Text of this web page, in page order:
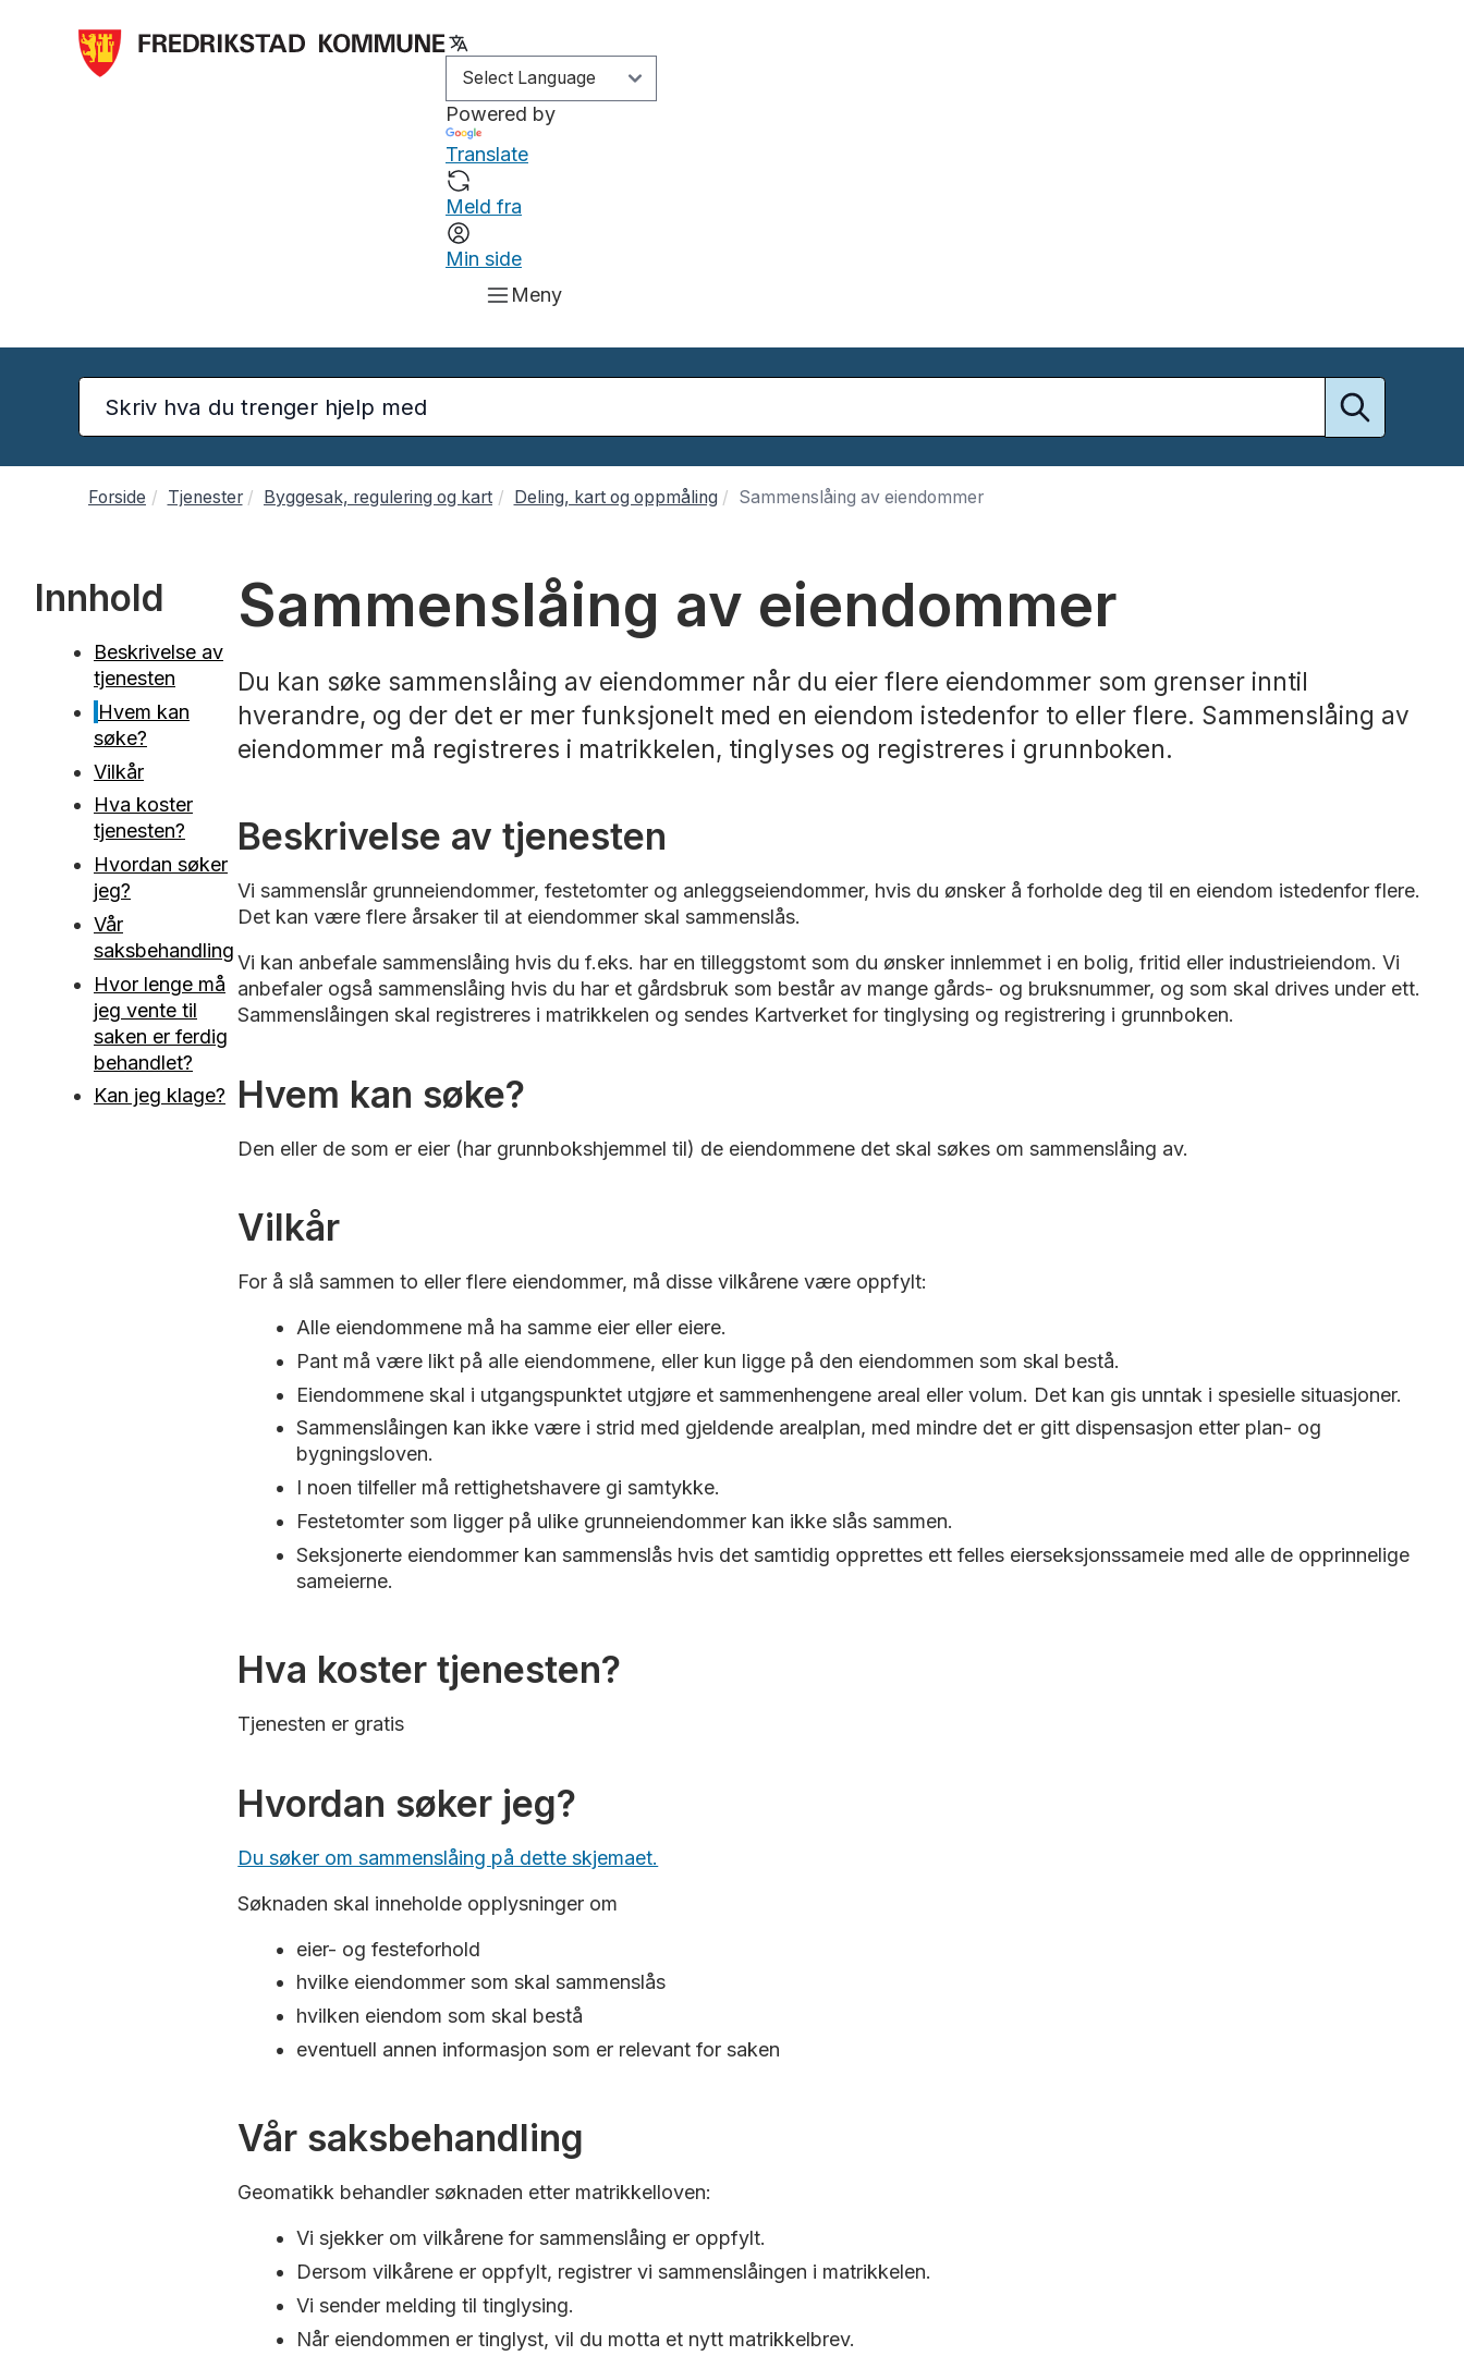
Powered by
Translate
Meld fra
Min side
Meny
Forside Tjenester Byggesak, regulering og kart Deling, kart og oppmåling Sammenslåing av eiendommer
Innhold
Beskrivelse av
tjenesten
Hvem kan
søke?
Vilkår
Hva koster
tjenesten?
Hvordan søker
jeg?
Vår
saksbehandling
Hvor lenge må
jeg vente til
saken er ferdig
behandlet?
Kan jeg klage?
Sammenslåing av eiendommer
Du kan søke sammenslåing av eiendommer når du eier flere eiendommer som grenser inntil
hverandre, og der det er mer funksjonelt med en eiendom istedenfor to eller flere. Sammenslåing av
eiendommer må registreres i matrikkelen, tinglyses og registreres i grunnboken.
Beskrivelse av tjenesten
Vi sammenslår grunneiendommer, festetomter og anleggseiendommer, hvis du ønsker å forholde deg til en eiendom istedenfor flere.
Det kan være flere årsaker til at eiendommer skal sammenslås.
Vi kan anbefale sammenslåing hvis du f.eks. har en tilleggstomt som du ønsker innlemmet i en bolig, fritid eller industrieiendom. Vi
anbefaler også sammenslåing hvis du har et gårdsbruk som består av mange gårds- og bruksnummer, og som skal drives under ett.
Sammenslåingen skal registreres i matrikkelen og sendes Kartverket for tinglysing og registrering i grunnboken.
Hvem kan søke?
Den eller de som er eier (har grunnbokshjemmel til) de eiendommene det skal søkes om sammenslåing av.
Vilkår
For å slå sammen to eller flere eiendommer, må disse vilkårene være oppfylt:
Alle eiendommene må ha samme eier eller eiere.
Pant må være likt på alle eiendommene, eller kun ligge på den eiendommen som skal bestå.
Eiendommene skal i utgangspunktet utgjøre et sammenhengene areal eller volum. Det kan gis unntak i spesielle situasjoner.
Sammenslåingen kan ikke være i strid med gjeldende arealplan, med mindre det er gitt dispensasjon etter plan- og
bygningsloven.
I noen tilfeller må rettighetshavere gi samtykke.
Festetomter som ligger på ulike grunneiendommer kan ikke slås sammen.
Seksjonerte eiendommer kan sammenslås hvis det samtidig opprettes ett felles eierseksjonssameie med alle de opprinnelige
sameierne.
Hva koster tjenesten?
Tjenesten er gratis
Hvordan søker jeg?
Du søker om sammenslåing på dette skjemaet.
Søknaden skal inneholde opplysninger om
eier- og festeforhold
hvilke eiendommer som skal sammenslås
hvilken eiendom som skal bestå
eventuell annen informasjon som er relevant for saken
Vår saksbehandling
Geomatikk behandler søknaden etter matrikkelloven:
Vi sjekker om vilkårene for sammenslåing er oppfylt.
Dersom vilkårene er oppfylt, registrer vi sammenslåingen i matrikkelen.
Vi sender melding til tinglysing.
Når eiendommen er tinglyst, vil du motta et nytt matrikkelbrev.